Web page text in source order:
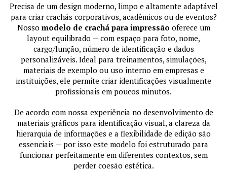
Precisa de um design moderno, limpo e altamente adaptável
para criar crachás corporativos, acadêmicos ou de eventos?
Nosso modelo de crachá para impressão oferece um
layout equilibrado — com espaço para foto, nome,
cargo/função, número de identificação e dados
personalizáveis. Ideal para treinamentos, simulações,
materiais de exemplo ou uso interno em empresas e
instituições, ele permite criar identificações visualmente
profissionais em poucos minutos.
De acordo com nossa experiência no desenvolvimento de
materiais gráficos para identificação visual, a clareza da
hierarquia de informações e a flexibilidade de edição são
essenciais — por isso este modelo foi estruturado para
funcionar perfeitamente em diferentes contextos, sem
perder coesão estética.